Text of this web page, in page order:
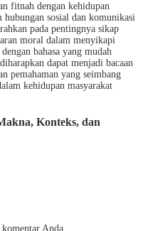
fitnah dengan kehidupan
hubungan sosial dan komunikasi
pada pentingnya sikap
moral dalam menyikapi
bahasa yang mudah
dapat menjadi bacaan
pemahaman yang seimbang
kehidupan masyarakat
Konteks, dan
Anda.